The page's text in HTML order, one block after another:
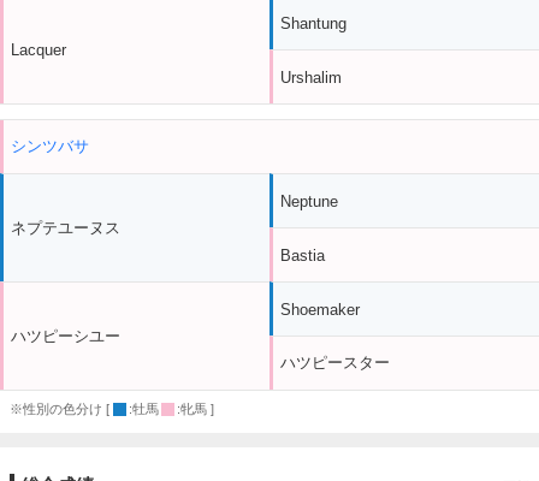
Lacquer
Shantung
Urshalim
シンツバサ
ネプテユーヌス
ハツピーシユー
Neptune
Bastia
Shoemaker
ハツピースター
※性別の色分け [ :牡馬 :牝馬 ]